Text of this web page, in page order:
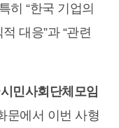
히 “한국 기업의
대응”과 “관련
민사회단체모임
문에서 이번 사형